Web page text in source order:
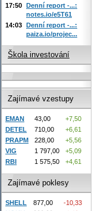
17:50 Denní report -...:
notes.io/e5T61
14:03 Denní report -...:
paiza.io/projec...
Škola investování
Zajímavé vzestupy
EMAN 43,00
+7,50
DETEL
710,00
+6,61
PRAPM
228,00
+5,56
VIG
1 797,00
+5,09
RBI
1 575,50 +4,61
Zajímavé poklesy
SHELL 877,00
-10,33